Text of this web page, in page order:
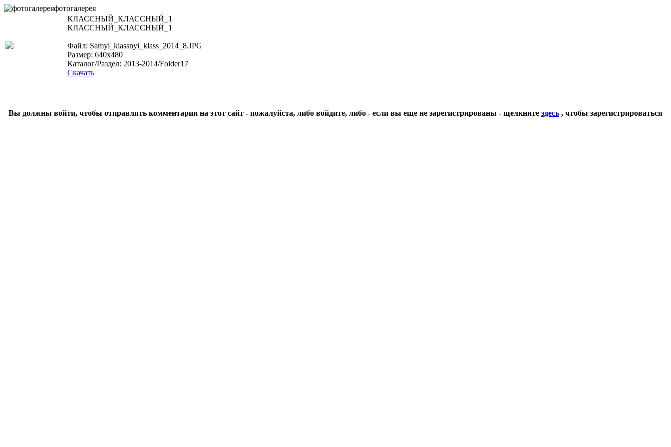
фотогалерея
КЛАССНЫЙ_КЛАССНЫЙ_1
КЛАССНЫЙ_КЛАССНЫЙ_1
Файл: Samyi_klassnyi_klass_2014_8.JPG
Размер: 640x480
Каталог/Раздел: 2013-2014/Folder17
Скачать
Вы должны войти, чтобы отправлять комментарии на этот сайт - пожалуйста, либо войдите, либо - если вы еще не зарегистрированы - щелкните здесь , чтобы зарегистрироваться